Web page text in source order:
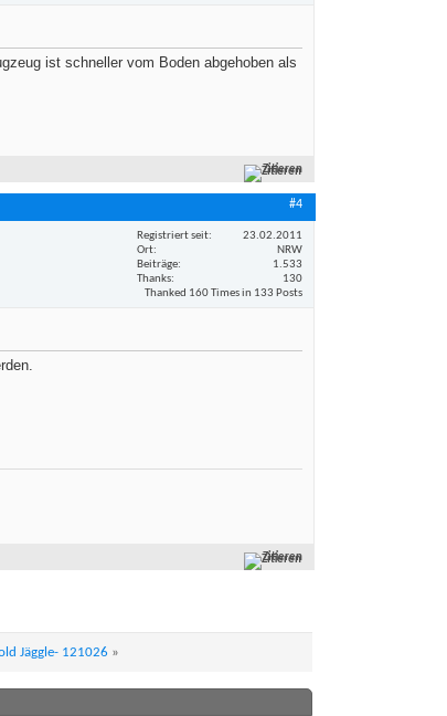
ist schneller vom Boden abgehoben als
Zitieren
#4
Registriert seit
23.02.2011
Ort
NRW
Beiträge
1.533
Thanks
130
Thanked 160 Times in 133 Posts
Zitieren
Jäggle- 121026 »